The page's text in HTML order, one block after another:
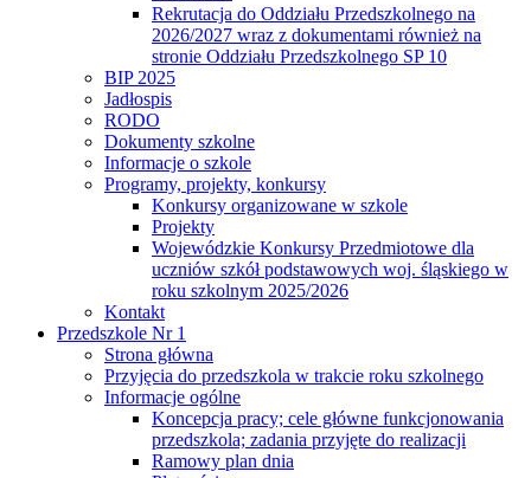
Rekrutacja do Oddziału Przedszkolnego na
2026/2027 wraz z dokumentami również na
stronie Oddziału Przedszkolnego SP 10
BIP 2025
Jadłospis
RODO
Dokumenty szkolne
Informacje o szkole
Programy, projekty, konkursy
Konkursy organizowane w szkole
Projekty
Wojewódzkie Konkursy Przedmiotowe dla
uczniów szkół podstawowych woj. śląskiego w
roku szkolnym 2025/2026
Kontakt
Przedszkole Nr 1
Strona główna
Przyjęcia do przedszkola w trakcie roku szkolnego
Informacje ogólne
Koncepcja pracy; cele główne funkcjonowania
przedszkola; zadania przyjęte do realizacji
Ramowy plan dnia